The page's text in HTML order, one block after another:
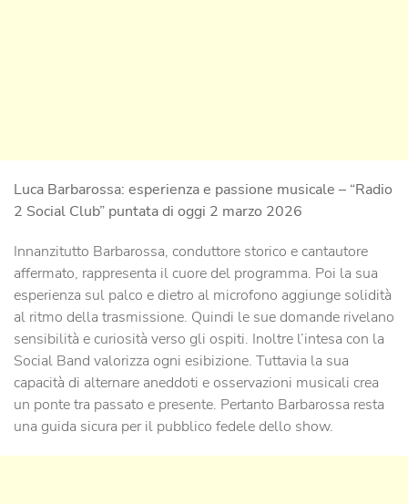
Luca Barbarossa: esperienza e passione musicale – “Radio
2 Social Club” puntata di oggi 2 marzo 2026
Innanzitutto Barbarossa, conduttore storico e cantautore
affermato, rappresenta il cuore del programma. Poi la sua
esperienza sul palco e dietro al microfono aggiunge solidità
al ritmo della trasmissione. Quindi le sue domande rivelano
sensibilità e curiosità verso gli ospiti. Inoltre l’intesa con la
Social Band valorizza ogni esibizione. Tuttavia la sua
capacità di alternare aneddoti e osservazioni musicali crea
un ponte tra passato e presente. Pertanto Barbarossa resta
una guida sicura per il pubblico fedele dello show.